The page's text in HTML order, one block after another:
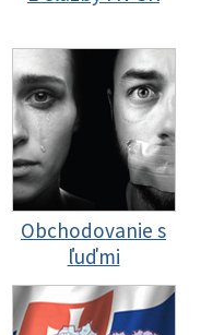
Obchodovanie s
ľuďmi